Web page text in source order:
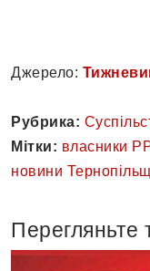
Джерело:
Рубрика:
Мітки: власники
новини
Перегляньте